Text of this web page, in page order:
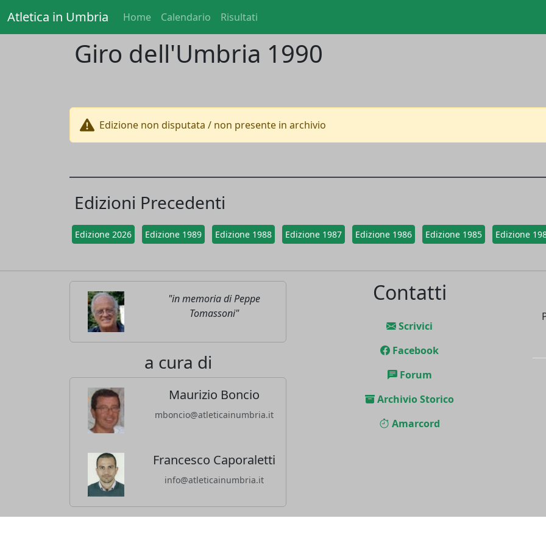
Atletica in Umbria Home Calendario Risultati
Giro dell'Umbria 1990
Edizione non disputata / non presente in archivio
Edizioni Precedenti
Edizione 2026 Edizione 1989 Edizione 1988 Edizione 1987 Edizione 1986 Edizione 1985 Edizione
"in memoria di Peppe
Tomassoni"
a cura di
Maurizio Boncio
mboncio@atleticainumbria.it
Francesco Caporaletti
info@atleticainumbria.it
Contatti
Scrivici
Facebook
Forum
Archivio Storico
Amarcord